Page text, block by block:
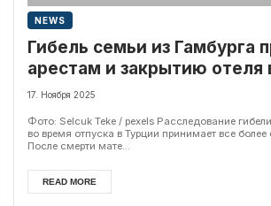
NEWS
Гибель семьи из Гамбурга
арестам и закрытию отеля
17. Ноября 2025
Фото: Selcuk Teke / pexels Расследование
во время отпуска в Турции принимает все
После смерти мате...
READ MORE